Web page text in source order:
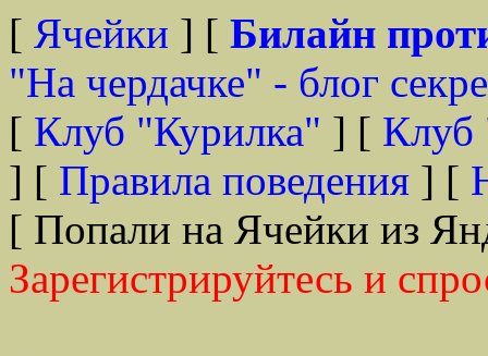
[ Ячейки ] [ Билайн
"На чердачке" - блог
[ Клуб "Курилка" ] [ Клуб
] [ Правила поведения ] [
[ Попали на Ячейки из
Зарегистрируйтесь и